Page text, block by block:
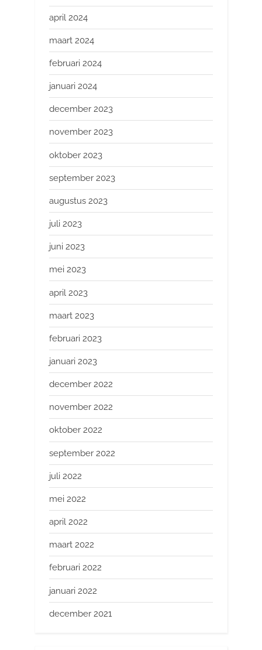
april 2024
maart 2024
februari 2024
januari 2024
december 2023
november 2023
oktober 2023
september 2023
augustus 2023
juli 2023
juni 2023
mei 2023
april 2023
maart 2023
februari 2023
januari 2023
december 2022
november 2022
oktober 2022
september 2022
juli 2022
mei 2022
april 2022
maart 2022
februari 2022
januari 2022
december 2021